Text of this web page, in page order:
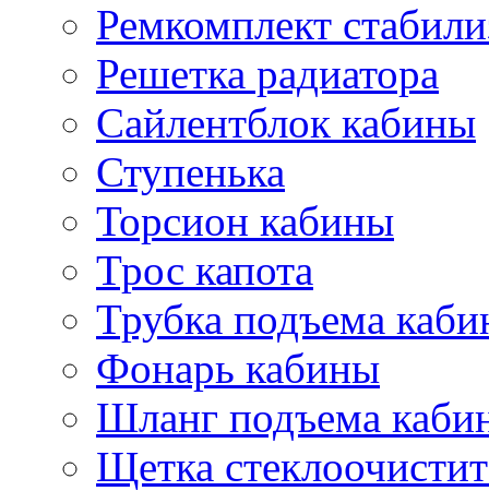
Ремкомплект
Решетка радиатора
Сайлентблок кабины
Ступенька
Торсион кабины
Трос капота
Трубка подъема
Фонарь кабины
Шланг подъема
Щетка